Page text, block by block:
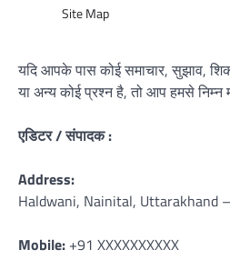
Site Map
यदि आपके पास कोई समाचार, सुझाव,
या अन्य कोई प्रश्न है, तो आप हमसे
एडिटर / संपादक :
Address:
Haldwani, Nainital, Uttarakhand
Mobile: +91 XXXXXXXXXX